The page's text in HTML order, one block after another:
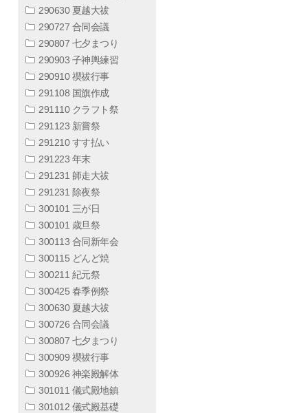
290630 夏越大祓
290727 合同会議
290807 七夕まつり
290903 子神輿練習
290910 禊祓行事
291108 国旗作成
291110 クラフト祭
291123 新嘗祭
291210 すす払い
291223 年末
291231 師走大祓
291231 除夜祭
300101 三が日
300101 歳旦祭
300113 合同新年会
300115 どんど焼
300211 紀元祭
300425 春季例祭
300630 夏越大祓
300726 合同会議
300807 七夕まつり
300909 禊祓行事
300926 神楽殿解体
301011 儀式殿地鎮
301012 儀式殿基礎